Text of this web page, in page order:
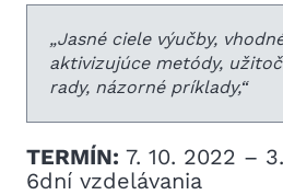
„Jasné ciele výučby,
aktivizujúce metódy,
rady, názorné príklady,“
TERMÍN: 7. 10. 2022 –
6dní vzdelávania